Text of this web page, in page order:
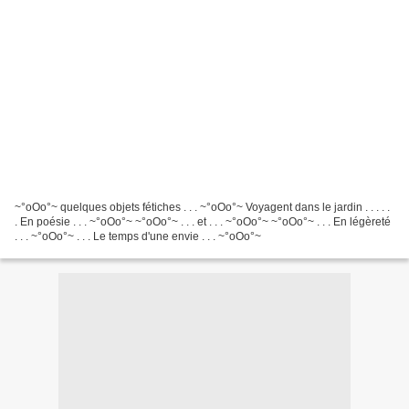
~°oOo°~ quelques objets fétiches . . . ~°oOo°~ Voyagent dans le jardin . . . . .
. En poésie . . . ~°oOo°~ ~°oOo°~ . . . et . . . ~°oOo°~ ~°oOo°~ . . . En légèreté
. . . ~°oOo°~ . . . Le temps d'une envie . . . ~°oOo°~